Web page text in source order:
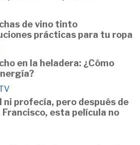
de vino tinto
prácticas para tu ropa
en la heladera: ¿Cómo
ni profecía, pero después de
Francisco, esta película no